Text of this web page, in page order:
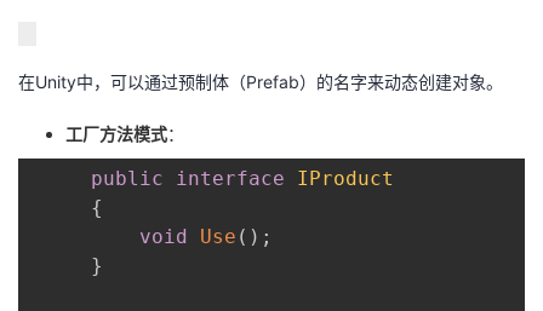
在Unity中，可以通过预制体（Prefab）的名字来动态创建对象。
工厂方法模式：
public interface
IProduct
{
void
Use ( ) ;
}